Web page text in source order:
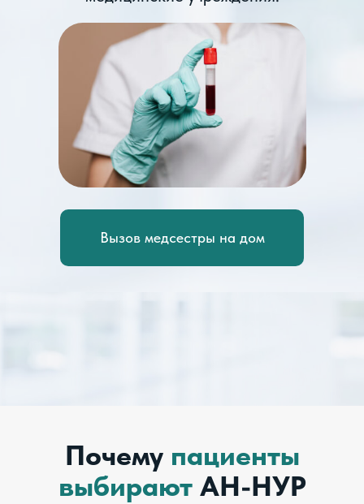
Вызов медсестры на дом
Почему пациенты
выбираютАН-НУР